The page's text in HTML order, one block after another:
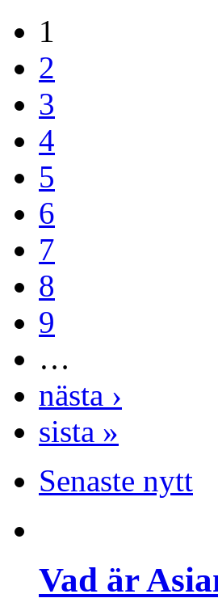
1
2
3
4
5
6
7
8
9
…
nästa ›
sista »
Senaste nytt
Vad är